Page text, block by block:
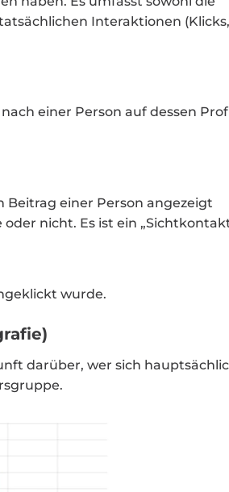
Interaktionen (Klicks,
einer Person auf dessen
Beitrag einer Person angezeigt
nicht. Es ist ein
wurde.
darüber, wer sich